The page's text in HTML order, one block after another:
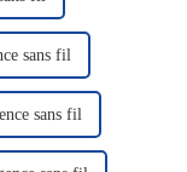
sans fil
sans fil